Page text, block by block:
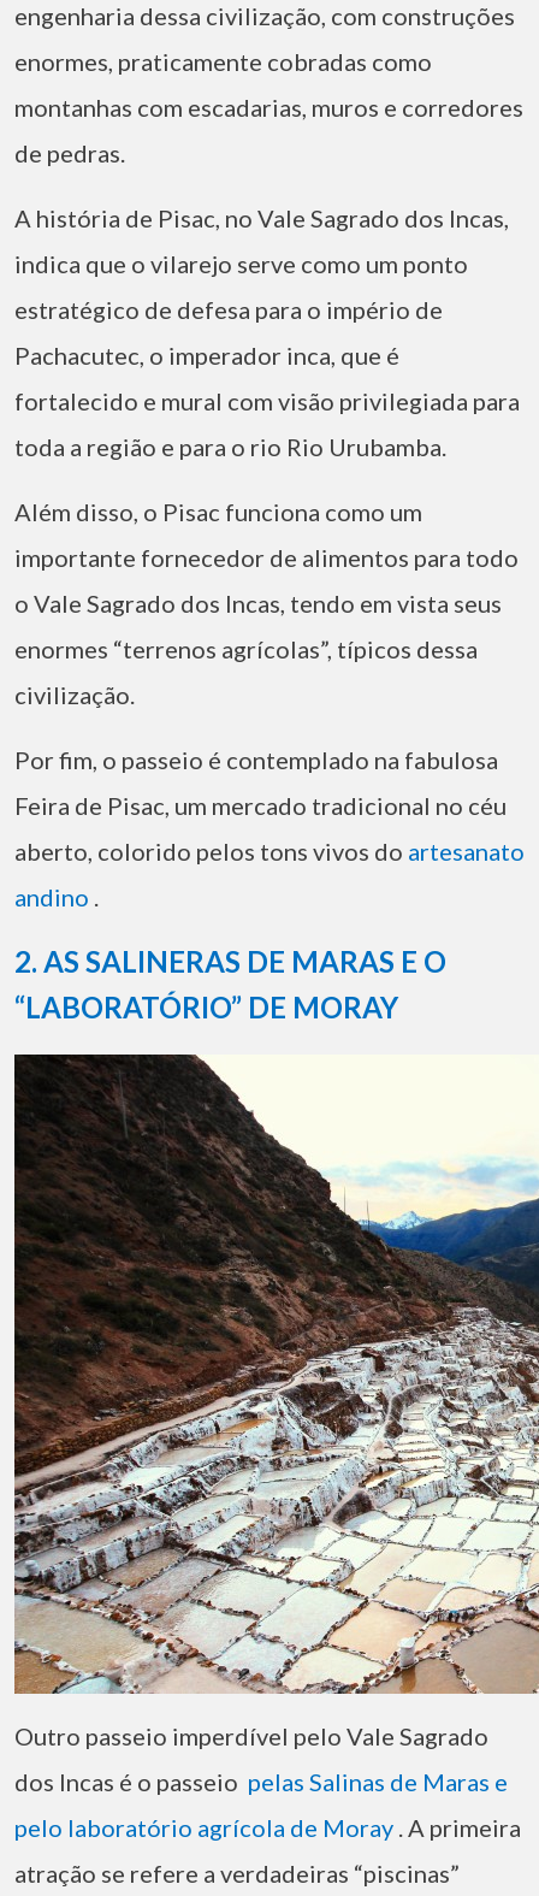
engenharia dessa civilização, com construções
enormes, praticamente cobradas como
montanhas com escadarias, muros e corredores
de pedras.
A história de Pisac, no Vale Sagrado dos Incas,
indica que o vilarejo serve como um ponto
estratégico de defesa para o império de
Pachacutec, o imperador inca, que é
fortalecido e mural com visão privilegiada para
toda a região e para o rio Rio Urubamba.
Além disso, o Pisac funciona como um
importante fornecedor de alimentos para todo
o Vale Sagrado dos Incas, tendo em vista seus
enormes “terrenos agrícolas”, típicos dessa
civilização.
Por fim, o passeio é contemplado na fabulosa
Feira de Pisac, um mercado tradicional no céu
aberto, colorido pelos tons vivos do artesanato
andino .
2. AS SALINERAS DE MARAS E O
“LABORATÓRIO” DE MORAY
Outro passeio imperdível pelo Vale Sagrado
dos Incas é o passeio pelas Salinas de Maras e
pelo laboratório agrícola de Moray . A primeira
atração se refere a verdadeiras “piscinas”